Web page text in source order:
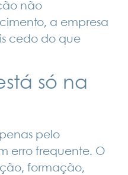
não
a empresa
cedo do que
só na
pelo
erro frequente. O
formação,